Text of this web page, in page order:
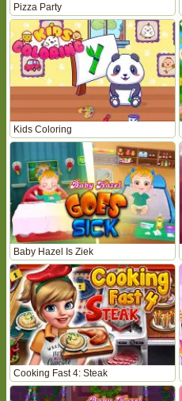
Pizza Party
Kids Coloring
Baby Hazel Is Ziek
Cooking Fast 4: Steak